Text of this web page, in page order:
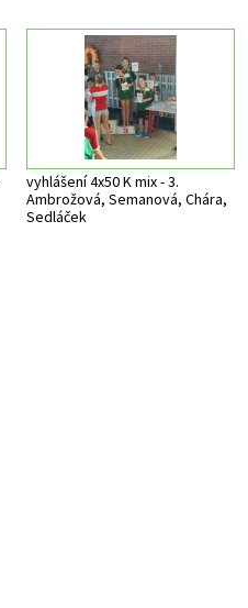
vyhlášení 4x50 K mix - 3.
Ambrožová, Semanová, Chára,
Sedláček